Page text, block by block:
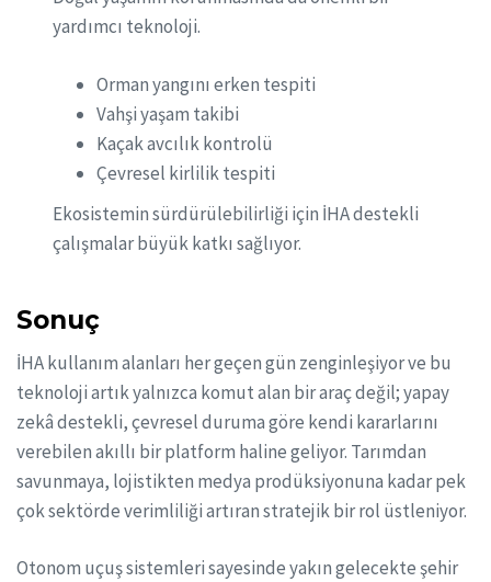
yardımcı teknoloji.
Orman yangını erken tespiti
Vahşi yaşam takibi
Kaçak avcılık kontrolü
Çevresel kirlilik tespiti
Ekosistemin sürdürülebilirliği için İHA destekli
çalışmalar büyük katkı sağlıyor.
Sonuç
İHA kullanım alanları her geçen gün zenginleşiyor ve bu
teknoloji artık yalnızca komut alan bir araç değil; yapay
zekâ destekli, çevresel duruma göre kendi kararlarını
verebilen akıllı bir platform haline geliyor. Tarımdan
savunmaya, lojistikten medya prodüksiyonuna kadar pek
çok sektörde verimliliği artıran stratejik bir rol üstleniyor.
Otonom uçuş sistemleri sayesinde yakın gelecekte şehir